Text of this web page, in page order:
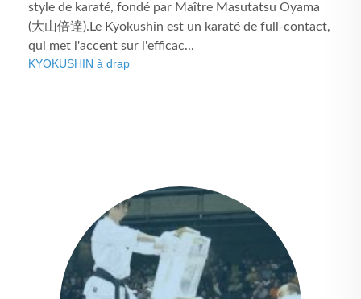
style de karaté, fondé par Maître Masutatsu Oyama
(大山倍達).Le Kyokushin est un karaté de full-contact,
qui met l'accent sur l'efficac...
KYOKUSHIN à drap